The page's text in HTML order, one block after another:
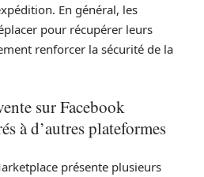
En général, les
pour récupérer leurs
renforcer la sécurité de la
sur Facebook
à d’autres plateformes
présente plusieurs